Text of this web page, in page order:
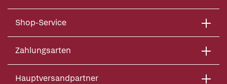
Shop-Service
Zahlungsarten
Hauptversandpartner